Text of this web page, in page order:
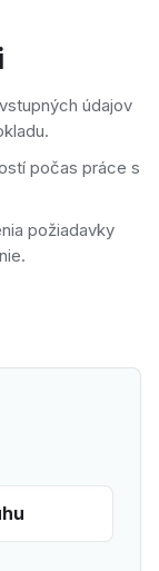
údajov
počas práce s
požiadavky